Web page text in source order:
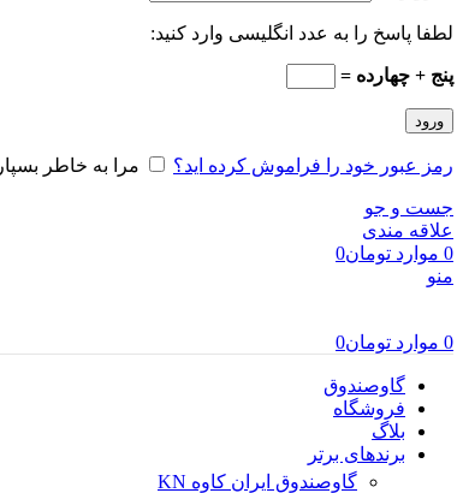
لطفا پاسخ را به عدد انگلیسی وارد کنید:
پنج + چهارده =
ورود
رمز عبور خود را فراموش کرده اید؟ مرا به خاطر بسپار
جست و جو
علاقه مندی
0 موارد تومان0
منو
0 موارد تومان0
گاوصندوق
فروشگاه
بلاگ
برندهای برتر
گاوصندوق ایران کاوه KN